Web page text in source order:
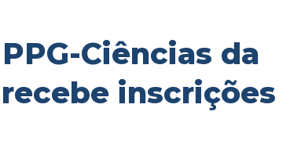
Ciências da
inscrições